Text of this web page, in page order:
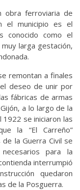
obra ferroviaria de
el municipio es el
conocido como el
larga gestación,
remontan a finales
deseo de unir por
fábricas de armas
a lo largo de la
1922 se iniciaron las
la “El Carreño”
la Guerra Civil se
para la
interrumpió
quedaron
de la Posguerra.